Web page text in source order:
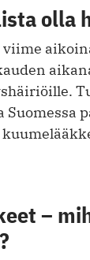
olla
–